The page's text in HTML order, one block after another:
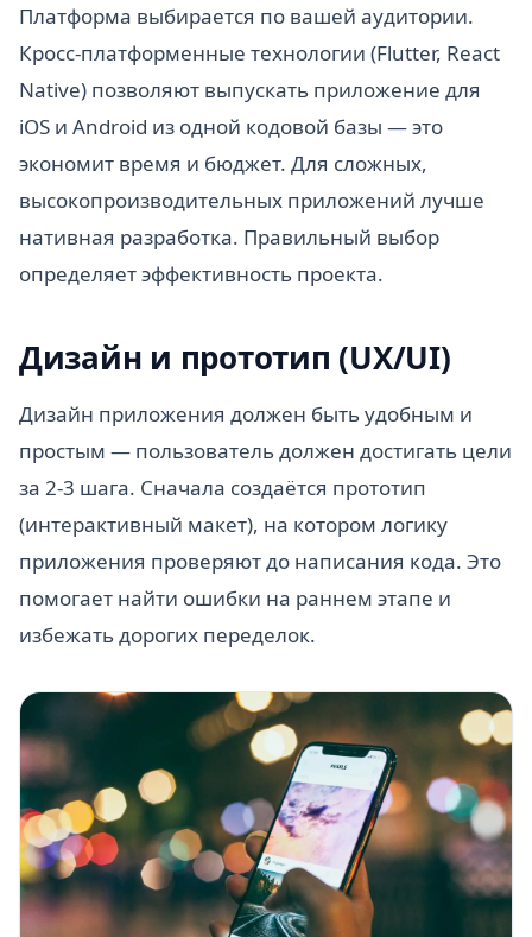
Платформа выбирается по вашей аудитории.
Кросс-платформенные технологии (Flutter, React
Native) позволяют выпускать приложение для
iOS и Android из одной кодовой базы — это
экономит время и бюджет. Для сложных,
высокопроизводительных приложений лучше
нативная разработка. Правильный выбор
определяет эффективность проекта.
Дизайн и прототип (UX/UI)
Дизайн приложения должен быть удобным и
простым — пользователь должен достигать цели
за 2-3 шага. Сначала создаётся прототип
(интерактивный макет), на котором логику
приложения проверяют до написания кода. Это
помогает найти ошибки на раннем этапе и
избежать дорогих переделок.